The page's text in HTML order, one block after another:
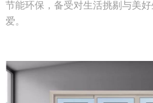
节能环保，备受对生活挑剔与美
爱。